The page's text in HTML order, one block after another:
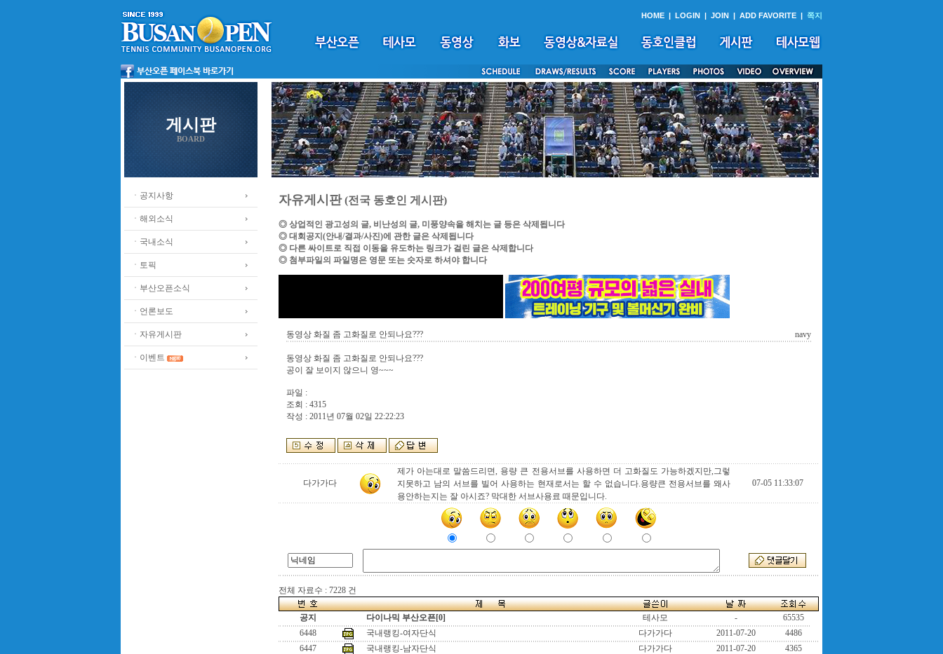
HOME | LOGIN | JOIN | ADD FAVORITE | 쪽지
게시판
BOARD
ㆍ공지사항
ㆍ해외소식
ㆍ국내소식
ㆍ토픽
ㆍ부산오픈소식
ㆍ언론보도
ㆍ자유게시판
ㆍ이벤트
자유게시판(전국 동호인 게시판)
◎ 상업적인 광고성의 글, 비난성의 글, 미풍양속을 해치는 글 등은 삭제됩니다
◎ 대회공지(안내/결과/사진)에 관한 글은 삭제됩니다
◎ 다른 싸이트로 직접 이동을 유도하는 링크가 걸린 글은 삭제합니다
◎ 첨부파일의 파일명은 영문 또는 숫자로 하셔야 합니다
동영상 화질 좀 고화질로 안되나요??? navy
동영상 화질 좀 고화질로 안되나요???
공이 잘 보이지 않으니 영~~~
파일 :
조회 : 4315
작성 : 2011년 07월 02일 22:22:23
다가가다
제가 아는대로 말씀드리면, 용량 큰 전용서브를 사용하면 더 고화질도 가능하겠지만,그렇
지못하고 남의 서브를 빌어 사용하는 현재로서는 할 수 없습니다.용량큰 전용서브를 왜사
용안하는지는 잘 아시죠? 막대한 서브사용료 때문입니다.
07-05 11:33:07
전체 자료수 : 7228 건
공지 다이나믹 부산오픈[0] 테사모 -
65535
6448
국내랭킹-여자단식 다가가다 2011-07-20
4486
6447
국내랭킹-남자단식 다가가다 2011-07-20
4365